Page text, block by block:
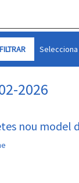
2026
nou model